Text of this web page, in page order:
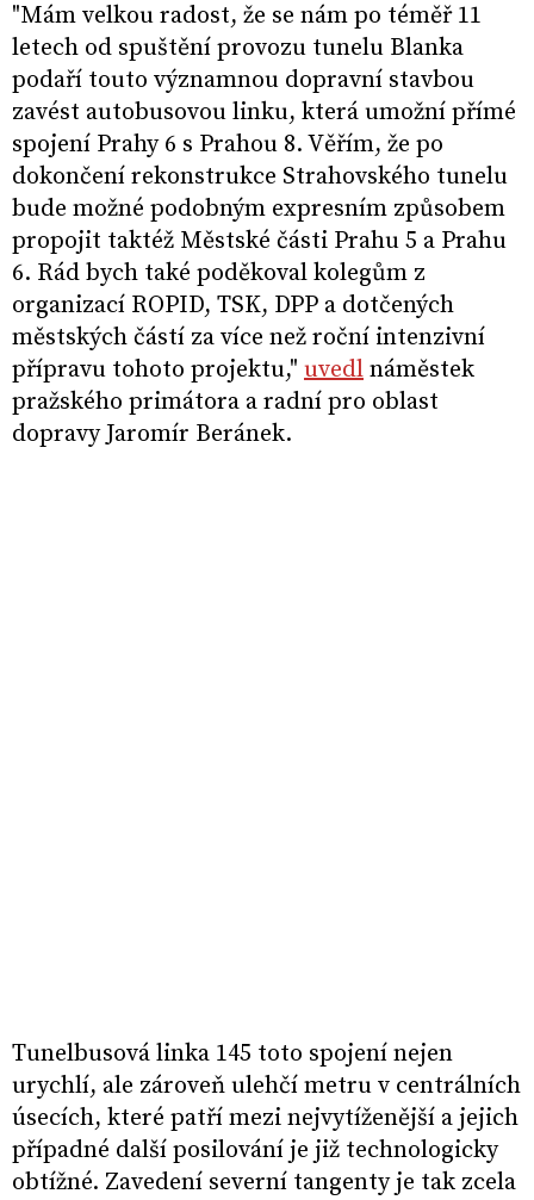
"Mám velkou radost, že se nám po téměř 11
letech od spuštění provozu tunelu Blanka
podaří touto významnou dopravní stavbou
zavést autobusovou linku, která umožní přímé
spojení Prahy 6 s Prahou 8. Věřím, že po
dokončení rekonstrukce Strahovského tunelu
bude možné podobným expresním způsobem
propojit taktéž Městské části Prahu 5 a Prahu
6. Rád bych také poděkoval kolegům z
organizací ROPID, TSK, DPP a dotčených
městských částí za více než roční intenzivní
přípravu tohoto projektu," uvedl náměstek
pražského primátora a radní pro oblast
dopravy Jaromír Beránek.
Tunelbusová linka 145 toto spojení nejen
urychlí, ale zároveň ulehčí metru v centrálních
úsecích, které patří mezi nejvytíženější a jejich
případné další posilování je již technologicky
obtížné. Zavedení severní tangenty je tak zcela